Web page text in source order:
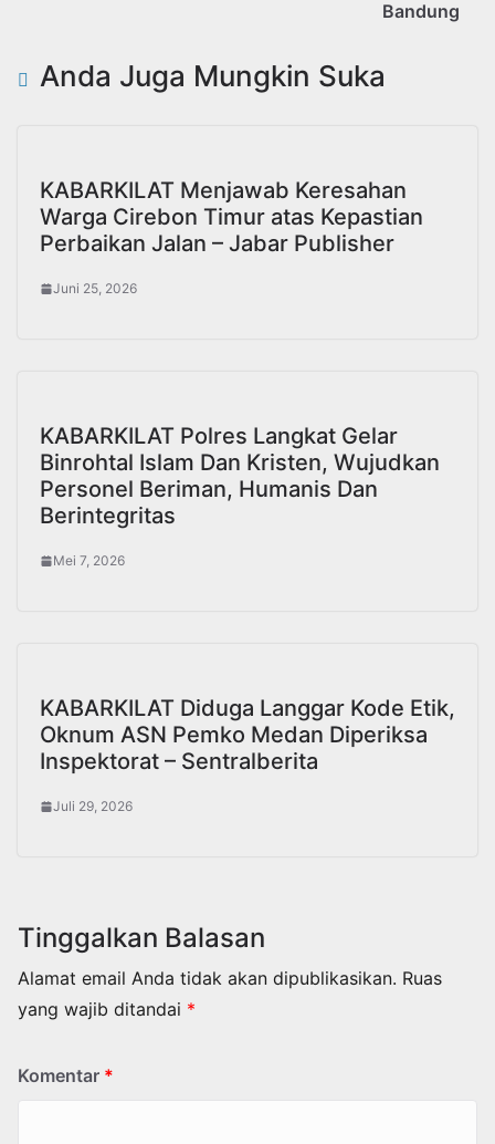
Bandung
Anda Juga Mungkin Suka
KABARKILAT Menjawab Keresahan
Warga Cirebon Timur atas Kepastian
Perbaikan Jalan – Jabar Publisher
Juni 25, 2026
KABARKILAT Polres Langkat Gelar
Binrohtal Islam Dan Kristen, Wujudkan
Personel Beriman, Humanis Dan
Berintegritas
Mei 7, 2026
KABARKILAT Diduga Langgar Kode Etik,
Oknum ASN Pemko Medan Diperiksa
Inspektorat – Sentralberita
Juli 29, 2026
Tinggalkan Balasan
Alamat email Anda tidak akan dipublikasikan. Ruas
yang wajib ditandai *
Komentar *